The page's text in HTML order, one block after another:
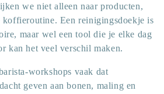
we niet alleen naar producten,
koffieroutine. Een reinigingsdoekje is
maar wel een tool die je elke dag
kan het veel verschil maken.
workshops vaak dat
geven aan bonen, maling en